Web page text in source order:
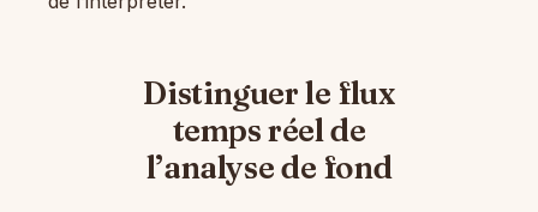
Distinguer le flux
temps réel de
l’analyse de fond